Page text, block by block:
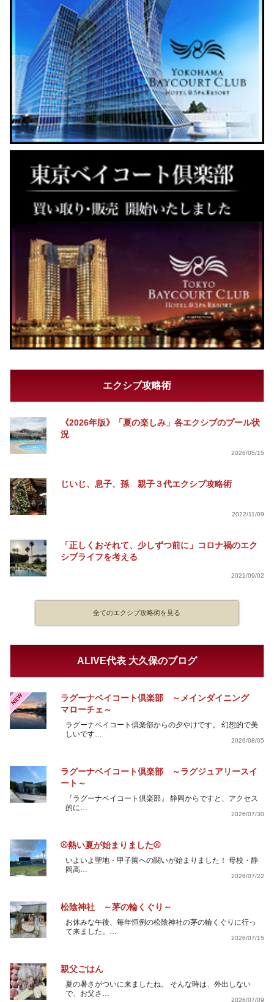
エクシブ攻略術
《2026年版》「夏の楽しみ」各エクシブのプール状
況
2026/05/15
じいじ、息子、孫 親子３代エクシブ攻略術
2022/11/09
「正しくおそれて、少しずつ前に」コロナ禍のエク
シブライフを考える
2021/09/02
全てのエクシブ攻略術を見る
ALIVE代表 大久保のブログ
NEW
ラグーナベイコート倶楽部 ～メインダイニング
マローチェ～
ラグーナベイコート倶楽部からの夕やけです。 幻想的で美
しいです…
2026/08/05
ラグーナベイコート倶楽部 ～ラグジュアリースイ
ート～
『ラグーナベイコート倶楽部』 静岡からですと、アクセス
的に…
2026/07/30
⚾熱い夏が始まりました⚾
いよいよ聖地・甲子園への闘いが始まりました！ 母校・静
岡高…
2026/07/22
松陰神社 ～茅の輪くぐり～
お休みな午後、毎年恒例の松陰神社の茅の輪くぐりに行っ
て来ました。…
2026/07/15
親父ごはん
夏の暑さがついに来ましたね。 そんな時は、外出しない
で、お父さ…
2026/07/09